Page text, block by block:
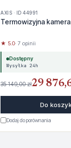
AXIS · ID 44991
Termowizyjna kamera
★ 5.0· 7 opinii
Dostępny
Wysyłka 24h
35 149,00 zł29
Do
Dodaj do porównania